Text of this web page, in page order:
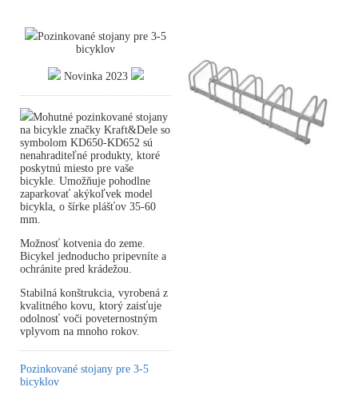
Pozinkované stojany pre 3-5
bicyklov
Novinka 2023
Mohutné pozinkované stojany
na bicykle značky Kraft&Dele so
symbolom KD650-KD652 sú
nenahraditeľné produkty, ktoré
poskytnú miesto pre vaše
bicykle. Umožňuje pohodlne
zaparkovať akýkoľvek model
bicykla, o šírke plášťov 35-60
mm.
Možnosť kotvenia do zeme.
Bicykel jednoducho pripevníte a
ochránite pred krádežou.
Stabilná konštrukcia, vyrobená z
kvalitného kovu, ktorý zaisťuje
odolnosť voči poveternostným
vplyvom na mnoho rokov.
Pozinkované stojany pre 3-5
bicyklov